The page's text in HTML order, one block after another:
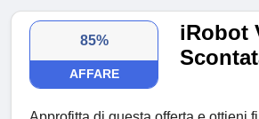
85%
AFFARE
iRobot